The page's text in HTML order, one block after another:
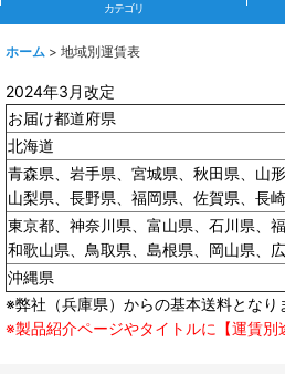
カテゴリ
ホーム > 地域別運賃表
2024年3月改定
お届け都道府県
北海道
青森県、岩手県、宮城県、秋田県、山
山梨県、長野県、福岡県、佐賀県、長
東京都、神奈川県、富山県、石川県、
和歌山県、鳥取県、島根県、岡山県、
沖縄県
※弊社（兵庫県）からの基本送料となり
※製品紹介ページやタイトルに【運賃別